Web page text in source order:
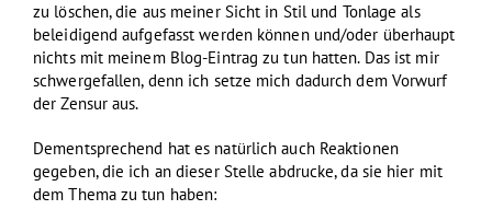
zu löschen, die aus meiner Sicht in Stil und Tonlage als
beleidigend aufgefasst werden können und/oder überhaupt
nichts mit meinem Blog-Eintrag zu tun hatten. Das ist mir
schwergefallen, denn ich setze mich dadurch dem Vorwurf
der Zensur aus.
Dementsprechend hat es natürlich auch Reaktionen
gegeben, die ich an dieser Stelle abdrucke, da sie hier mit
dem Thema zu tun haben: